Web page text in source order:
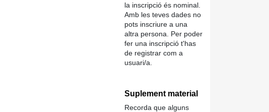
la inscripció és nominal.
Amb les teves dades no
pots inscriure a una
altra persona. Per poder
fer una inscripció t'has
de registrar com a
usuari/a.
Suplement material
Recorda que alguns